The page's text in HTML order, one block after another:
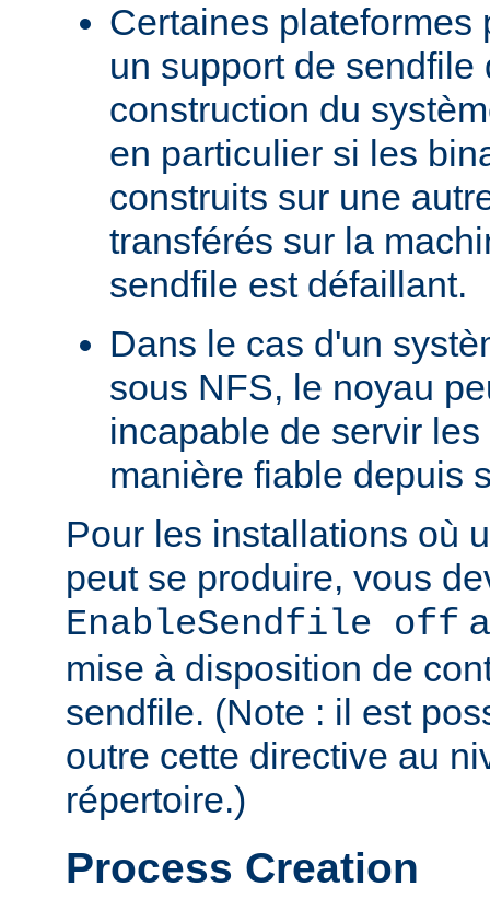
Certaines plateformes
un support de
construction du
en particulier si les
construits sur une
transférés sur la
sendfile est défaillant.
Dans le cas d'un
sous NFS, le noyau
incapable de servir
manière fiable depuis
Pour les installations où
peut se produire, vous
EnableSendfile off
mise à disposition de
sendfile. (Note : il est
outre cette directive au
répertoire.)
Process Creation